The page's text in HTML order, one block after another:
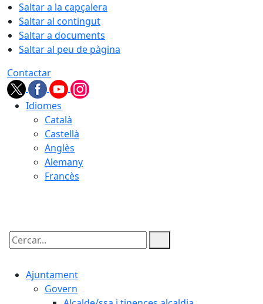
Saltar a la capçalera
Saltar al contingut
Saltar a documents
Saltar al peu de pàgina
Contactar
Idiomes
Català
Castellà
Anglès
Alemany
Francès
Cercar:
Ajuntament
Govern